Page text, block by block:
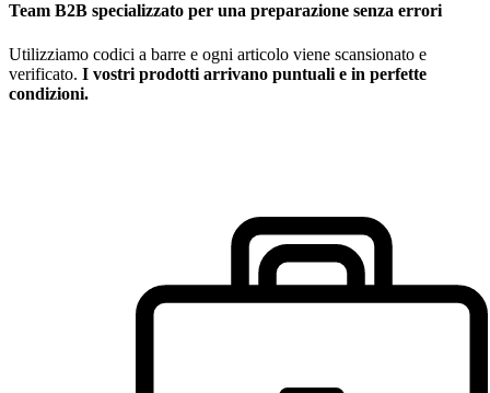
Team B2B specializzato per una preparazione senza errori
Utilizziamo codici a barre e ogni articolo viene scansionato e
verificato. I vostri prodotti arrivano puntuali e in perfette
condizioni.